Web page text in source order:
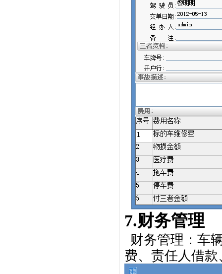
7.财务管理
财务管理：车
费、责任人借